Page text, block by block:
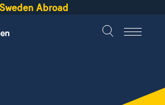
Sweden Abroad